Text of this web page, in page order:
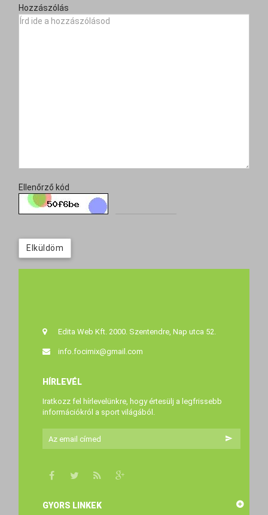
Hozzászólás
Ellenőrző kód
Elküldöm
Edita Web Kft. 2000. Szentendre, Nap utca 52.
info.focimix@gmail.com
HÍRLEVÉL
Iratkozz fel hírlevelünkre, hogy értesülj a legfrissebb
információkról a sport világából.
GYORS LINKEK